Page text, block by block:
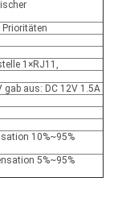
Prioritäten
1×RJ11,
gab aus: DC 12V 1.5A
10%~95%
5%~95%